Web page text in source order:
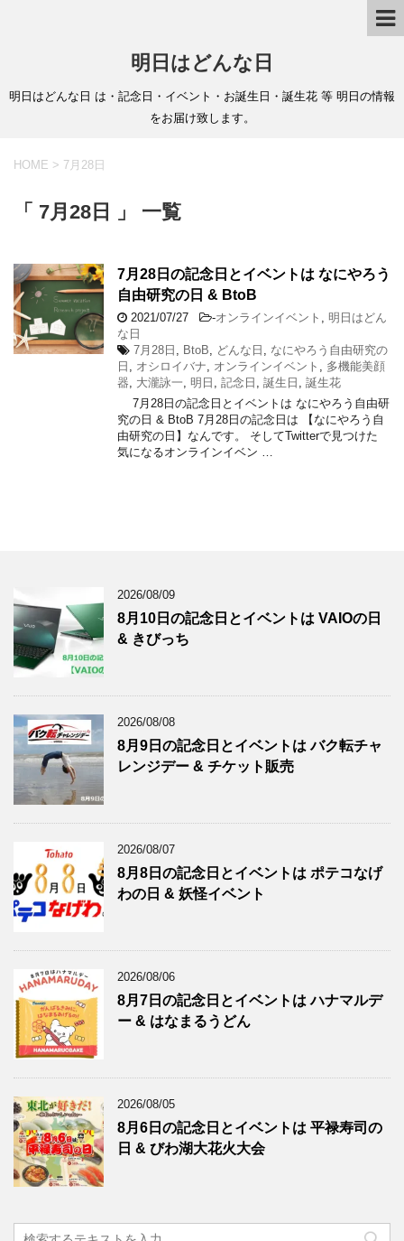
明日はどんな日
明日はどんな日 は・記念日・イベント・お誕生日・誕生花 等 明日の情報
をお届け致します。
HOME > 7月28日
「 7月28日 」 一覧
7月28日の記念日とイベントは なにやろう
自由研究の日 & BtoB
2021/07/27 -オンラインイベント
明日はどん
な日
7月28日
BtoB どんな日
なにやろう自由研究の
日
オシロイバナ オンラインイベント
多機能美顔
器
大瀧詠一 明日 記念日 誕生日
誕生花
7月28日の記念日とイベントは なにやろう自由研
究の日 & BtoB 7月28日の記念日は 【なにやろう自
由研究の日】なんです。 そしてTwitterで見つけた
気になるオンラインイベン …
2026/08/09
8月10日の記念日とイベントは VAIOの日
& きびっち
2026/08/08
8月9日の記念日とイベントは バク転チャ
レンジデー & チケット販売
2026/08/07
8月8日の記念日とイベントは ポテコなげ
わの日 & 妖怪イベント
2026/08/06
8月7日の記念日とイベントは ハナマルデ
ー & はなまるうどん
2026/08/05
8月6日の記念日とイベントは 平禄寿司の
日 & びわ湖大花火大会